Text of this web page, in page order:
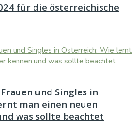
für die österreichische
und Singles in
man einen neuen
was sollte beachtet